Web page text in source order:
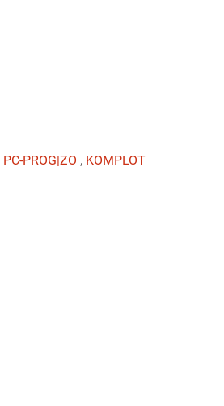
PC-PROG|ZO , KOMPLOT